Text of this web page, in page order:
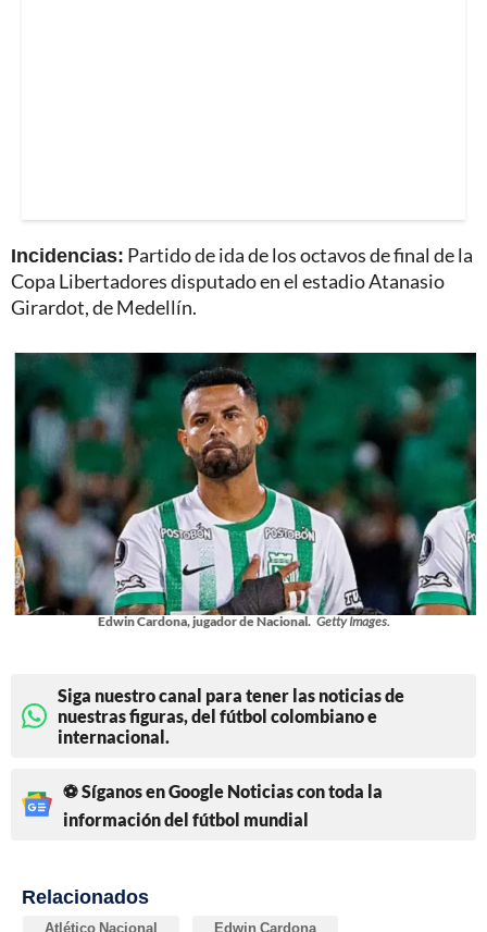
Incidencias: Partido de ida de los octavos de final de la
Copa Libertadores disputado en el estadio Atanasio
Girardot, de Medellín.
Edwin Cardona, jugador de Nacional. Getty Images.
Siga nuestro canal para tener las noticias de
nuestras figuras, del fútbol colombiano e
internacional.
⚽ Síganos en Google Noticias con toda la
información del fútbol mundial
Relacionados
Atlético Nacional Edwin Cardona